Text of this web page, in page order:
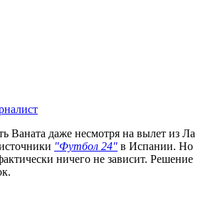
Ваната даже несмотря на вылет из Ла
"Футбол 24" в Испании. Но
ничего не зависит. Решение